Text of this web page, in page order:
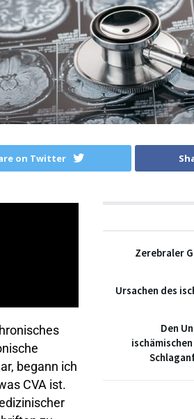
on Twitter
Zerebraler
Ursachen des
Den
begann ich
CVA ist.